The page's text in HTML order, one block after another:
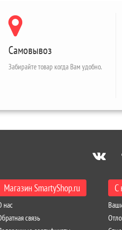
Самовывоз
Забирайте товар когда Вам удобно.
Магазин SmartyShop.ru
нас
связь
С